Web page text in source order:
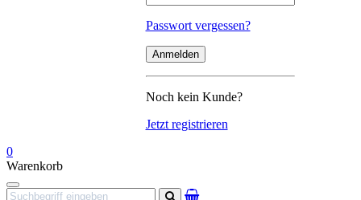
Passwort vergessen?
Noch kein Kunde?
Jetzt registrieren
0
Warenkorb
Navigation